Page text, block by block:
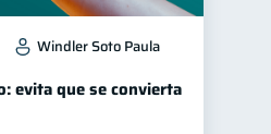
25
22
22
Windler Soto Paula
evita que se convierta